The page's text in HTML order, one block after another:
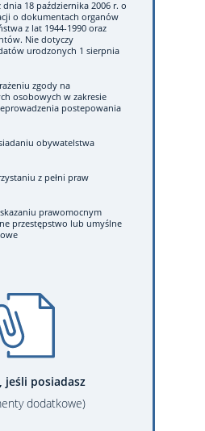
18 października 2006 r. o
o dokumentach organów
z lat 1944-1990 oraz
Nie dotyczy
urodzonych 1 sierpnia
zgody na
osobowych w zakresie
postepowania
obywatelstwa
z pełni praw
prawomocnym
przestępstwo lub umyślne
jeśli posiadasz
dodatkowe)